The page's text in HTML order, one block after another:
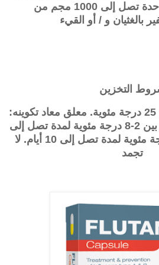
ارتبطت جرعة واحدة تصل إلى 1000 مجم من
بالغثيان و / أو القيء
التخزين
يحفظ في درجة حرارة 25 درجة مئوية. معلق معاد تكوينه:
يخزن في درجة حرارة بين 2-8 درجة مئوية لمدة تصل إلى
10 أيام. لا
تجمد